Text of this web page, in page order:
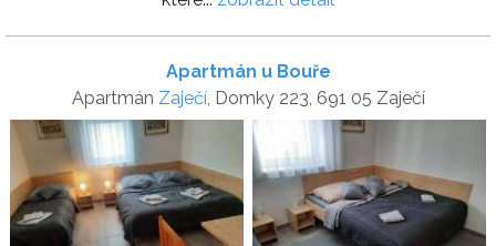
Apartmán u Bouře
Apartmán Zaječí, Domky 223, 691 05 Zaječí